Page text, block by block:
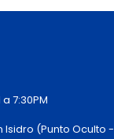
7:30PM
Isidro (Punto Oculto -